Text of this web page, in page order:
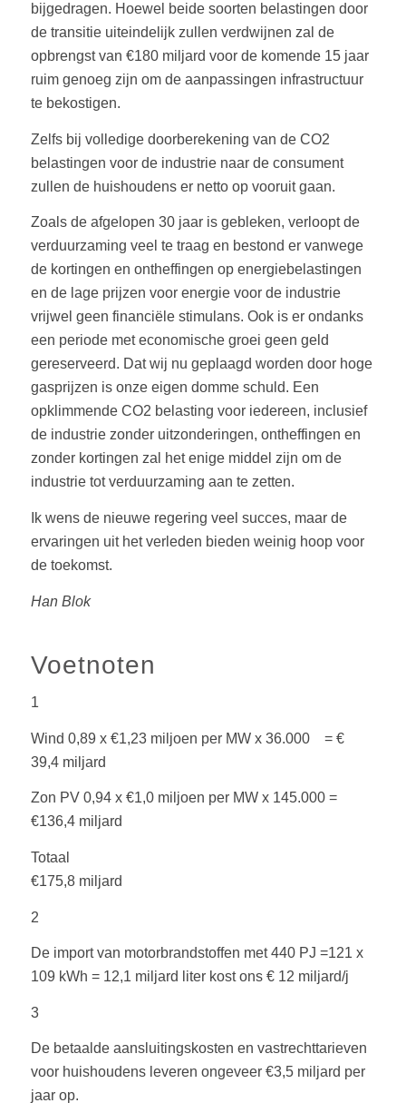
bijgedragen. Hoewel beide soorten belastingen door
de transitie uiteindelijk zullen verdwijnen zal de
opbrengst van €180 miljard voor de komende 15 jaar
ruim genoeg zijn om de aanpassingen infrastructuur
te bekostigen.
Zelfs bij volledige doorberekening van de CO2
belastingen voor de industrie naar de consument
zullen de huishoudens er netto op vooruit gaan.
Zoals de afgelopen 30 jaar is gebleken, verloopt de
verduurzaming veel te traag en bestond er vanwege
de kortingen en ontheffingen op energiebelastingen
en de lage prijzen voor energie voor de industrie
vrijwel geen financiële stimulans. Ook is er ondanks
een periode met economische groei geen geld
gereserveerd. Dat wij nu geplaagd worden door hoge
gasprijzen is onze eigen domme schuld. Een
opklimmende CO2 belasting voor iedereen, inclusief
de industrie zonder uitzonderingen, ontheffingen en
zonder kortingen zal het enige middel zijn om de
industrie tot verduurzaming aan te zetten.
Ik wens de nieuwe regering veel succes, maar de
ervaringen uit het verleden bieden weinig hoop voor
de toekomst.
Han Blok
Voetnoten
1
Wind 0,89 x €1,23 miljoen per MW x 36.000 = €
39,4 miljard
Zon PV 0,94 x €1,0 miljoen per MW x 145.000 =
€136,4 miljard
Totaal
€175,8 miljard
2
De import van motorbrandstoffen met 440 PJ =121 x
109 kWh = 12,1 miljard liter kost ons € 12 miljard/j
3
De betaalde aansluitingskosten en vastrechttarieven
voor huishoudens leveren ongeveer €3,5 miljard per
jaar op.